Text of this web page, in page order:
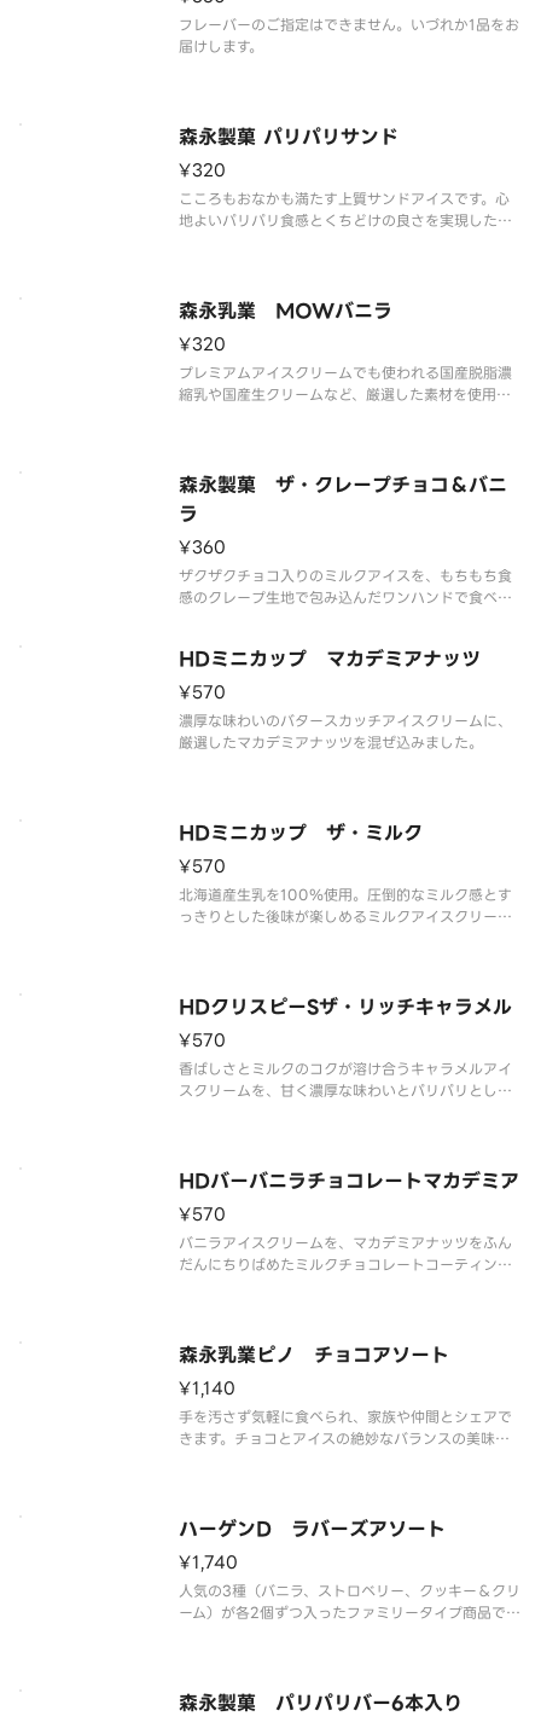
フレーバーのご指定はできません。いづれか1品をお
届けします。
森永製菓 パリパリサンド
¥320
こころもおなかも満たす上質サンドアイスです。心
地よいパリパリ食感とくちどけの良さを実現したパ
森永乳業 MOWバニラ
¥320
プレミアムアイスクリームでも使われる国産脱脂濃
縮乳や国産生クリームなど、厳選した素材を使用し
森永製菓 ザ・クレープチョコ＆バニ
ラ
¥360
ザクザクチョコ入りのミルクアイスを、もちもち食
感のクレープ生地で包み込んだワンハンドで食べれ
HDミニカップ マカデミアナッツ
¥570
濃厚な味わいのバタースカッチアイスクリームに、
厳選したマカデミアナッツを混ぜ込みました。
HDミニカップ ザ・ミルク
¥570
北海道産生乳を100％使用。圧倒的なミルク感とす
っきりとした後味が楽しめるミルクアイスクリーム
HDクリスピーSザ・リッチキャラメル
¥570
香ばしさとミルクのコクが溶け合うキャラメルアイ
スクリームを、甘く濃厚な味わいとパリパリとした
HDバーバニラチョコレートマカデミア
¥570
バニラアイスクリームを、マカデミアナッツをふん
だんにちりばめたミルクチョコレートコーティング
森永乳業ピノ チョコアソート
¥1,140
手を汚さず気軽に食べられ、家族や仲間とシェアで
きます。チョコとアイスの絶妙なバランスの美味し
ハーゲンD ラバーズアソート
¥1,740
人気の3種（バニラ、ストロベリー、クッキー＆クリ
ーム）が各2個ずつ入ったファミリータイプ商品で
森永製菓 パリパリバー6本入り